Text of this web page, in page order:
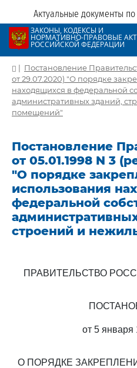
Актуальные документы
ЗАКОНЫ, КОДЕКСЫ И
НОРМАТИВНО-ПРАВОВЫЕ
РОССИЙСКОЙ ФЕДЕРАЦИИ
| Постановление
от 29.07.2020) "О порядке
находящихся в федеральной
административных зданий,
помещений"
Постановление
от 05.01.1998 N 3
"О порядке
использования
федеральной
строений и
ПРАВИТЕЛЬСТВО
от 5 января
О ПОРЯДКЕ